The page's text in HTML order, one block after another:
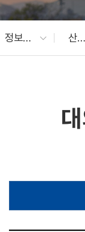
정보광장 산학협력 관련 규정